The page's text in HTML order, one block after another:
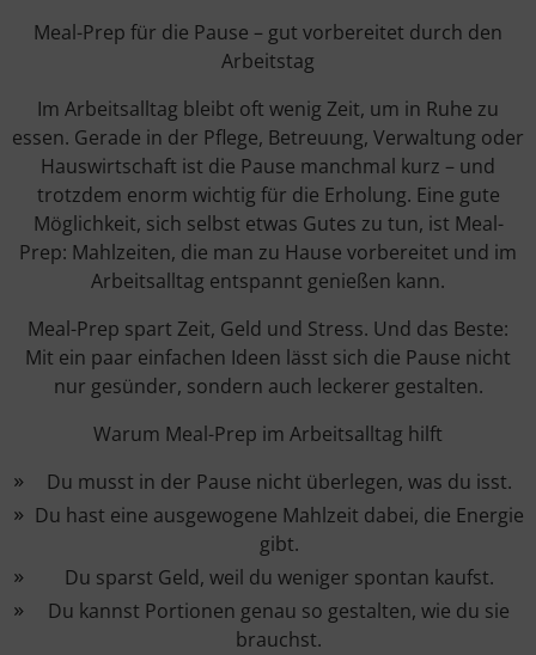
Meal-Prep für die Pause – gut vorbereitet durch den
Arbeitstag
Im Arbeitsalltag bleibt oft wenig Zeit, um in Ruhe zu
essen. Gerade in der Pflege, Betreuung, Verwaltung oder
Hauswirtschaft ist die Pause manchmal kurz – und
trotzdem enorm wichtig für die Erholung. Eine gute
Möglichkeit, sich selbst etwas Gutes zu tun, ist Meal-
Prep: Mahlzeiten, die man zu Hause vorbereitet und im
Arbeitsalltag entspannt genießen kann.
Meal-Prep spart Zeit, Geld und Stress. Und das Beste:
Mit ein paar einfachen Ideen lässt sich die Pause nicht
nur gesünder, sondern auch leckerer gestalten.
Warum Meal-Prep im Arbeitsalltag hilft
Du musst in der Pause nicht überlegen, was du isst.
Du hast eine ausgewogene Mahlzeit dabei, die Energie
gibt.
Du sparst Geld, weil du weniger spontan kaufst.
Du kannst Portionen genau so gestalten, wie du sie
brauchst.